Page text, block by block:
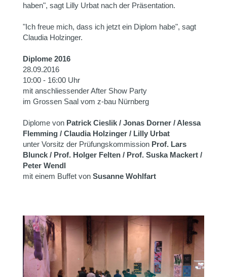
haben", sagt Lilly Urbat nach der Präsentation.
"Ich freue mich, dass ich jetzt ein Diplom habe", sagt
Claudia Holzinger.
Diplome 2016
28.09.2016
10:00 - 16:00 Uhr
mit anschliessender After Show Party
im Grossen Saal vom z-bau Nürnberg
Diplome von Patrick Cieslik / Jonas Dorner / Alessa
Flemming / Claudia Holzinger / Lilly Urbat
unter Vorsitz der Prüfungskommission Prof. Lars
Blunck / Prof. Holger Felten / Prof. Suska Mackert /
Peter Wendl
mit einem Buffet von Susanne Wohlfart